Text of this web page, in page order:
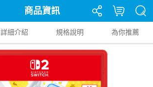
商品資訊
詳細介紹 規格說明 為你推薦